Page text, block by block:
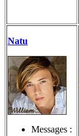
Natu
Messages :